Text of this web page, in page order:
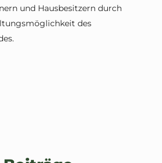
und Hausbesitzern durch
des